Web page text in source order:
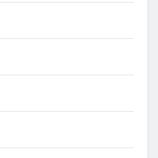
мөрдөж